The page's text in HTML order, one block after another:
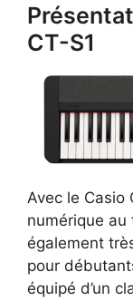
CT-S1
Avec le Casio
numérique
également
pour
équipé d’un